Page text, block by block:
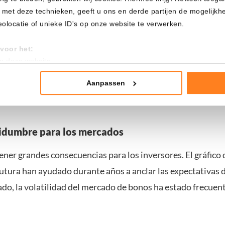
deze technieken, geeft u ons en derde partijen de
of unieke ID's op onze website te verwerken.
het:
te geven om deze technieken te gebruiken voor
uw privacy-instellingen te allen tijde inzien en bijwerken door
Aanpassen
difícil para la Fed dar una dirección clara de antemano.
una baja de tasas para apoyar la economía? ¿O más
está creciendo el apoyo para eliminar la actual
de la declaración. Varios responsables de política creen
comprometerse demasiado pronto.
para los mercados
grandes consecuencias para los inversores. El gráfico
han ayudado durante años a anclar las expectativas
la volatilidad del mercado de bonos ha estado